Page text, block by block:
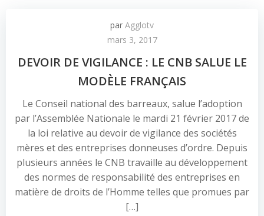
par Agglotv
mars 3, 2017
DEVOIR DE VIGILANCE : LE CNB SALUE LE
MODÈLE FRANÇAIS
Le Conseil national des barreaux, salue l’adoption
par l’Assemblée Nationale le mardi 21 février 2017 de
la loi relative au devoir de vigilance des sociétés
mères et des entreprises donneuses d’ordre. Depuis
plusieurs années le CNB travaille au développement
des normes de responsabilité des entreprises en
matière de droits de l’Homme telles que promues par
[…]